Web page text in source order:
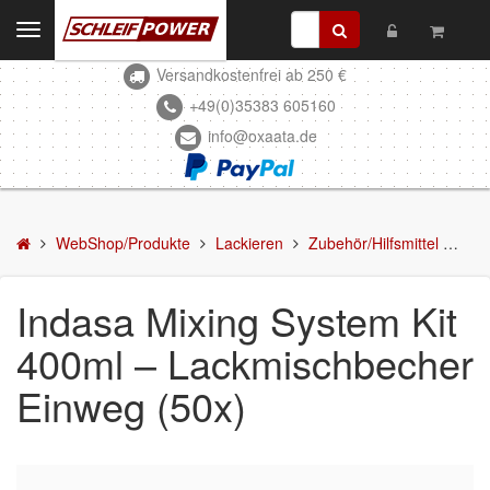
Kontakt
WebShop/Produkte
Schleifmittel
Kleben & Beschichten
Spachteln
Lackieren
Mattierung/Reinigung
Toggle
navigation Versandkostenfrei ab 250 €
+49(0)35383 605160
info@oxaata.de
WebShop/Produkte Lackieren Zubehör/Hilfsmittel
Indasa Mixing System Kit
400ml – Lackmischbecher
Einweg (50x)